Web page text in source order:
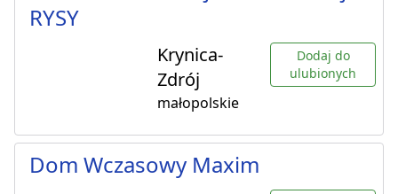
RYSY
Krynica-
Zdrój
małopolskie
Dodaj do
ulubionych
Dom Wczasowy Maxim